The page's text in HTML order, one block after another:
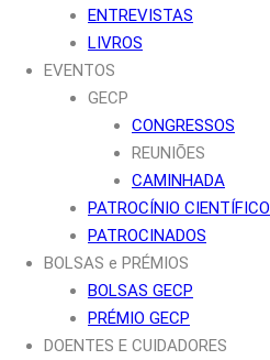
ENTREVISTAS
LIVROS
EVENTOS
GECP
CONGRESSOS
REUNIÕES
CAMINHADA
PATROCÍNIO CIENTÍFICO
PATROCINADOS
BOLSAS e PRÉMIOS
BOLSAS GECP
PRÉMIO GECP
DOENTES E CUIDADORES